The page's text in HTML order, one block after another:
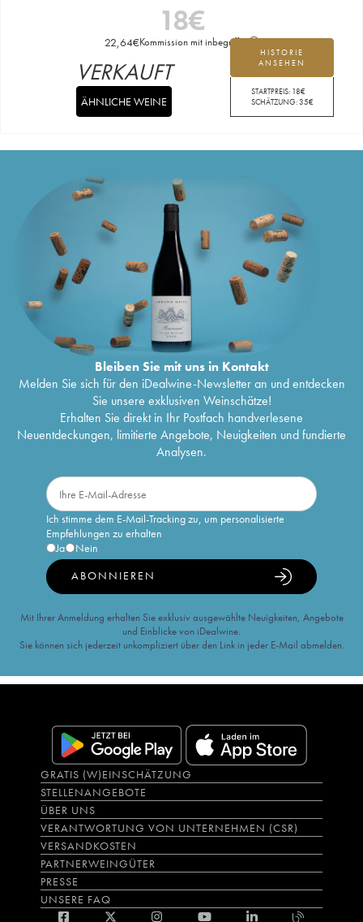
18€
22,64€Kommission mit inbegriffen
HISTORIE
ANSEHEN
STARTPREIS: 18€
SCHÄTZUNG:35€
VERKAUFT
ÄHNLICHE WEINE
Bleiben Sie mit uns in Kontakt
Melden Sie sich für den iDealwine-Newsletter an und entdecken
Sie unsere exklusiven Weinschätze!
Erhalten Sie direkt in Ihr Postfach handverlesene
Neuentdeckungen, limitierte Angebote, Neuigkeiten und fundierte
Analysen.
Ich stimme dem E-Mail-Tracking zu, um personalisierte
Empfehlungen zu erhalten
Ja
Nein
ABONNIEREN
Mit Ihrer Anmeldung erhalten Sie exklusiv ausgewählte Neuigkeiten, Angebote
und Einblicke von iDealwine.
Sie können sich jederzeit unkompliziert über den Link in jeder E-Mail abmelden.
GRATIS (W)EINSCHÄTZUNG
STELLENANGEBOTE
ÜBER UNS
VERANTWORTUNG VON UNTERNEHMEN (CSR)
VERSANDKOSTEN
PARTNERWEINGÜTER
PRESSE
UNSERE FAQ